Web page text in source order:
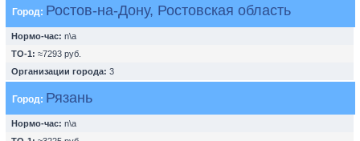
Город: Ростов-на-Дону, Ростовская область
Нормо-час: n\a
ТО-1: ≈7293 руб.
Организации города: 3
Город: Рязань
Нормо-час: n\a